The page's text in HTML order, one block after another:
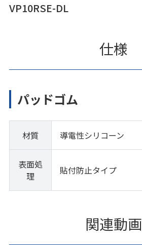
VP10RSE-DL
仕様
パッドゴム
材質 導電性シリコーン
表面処
理
貼付防止タイプ
関連動画